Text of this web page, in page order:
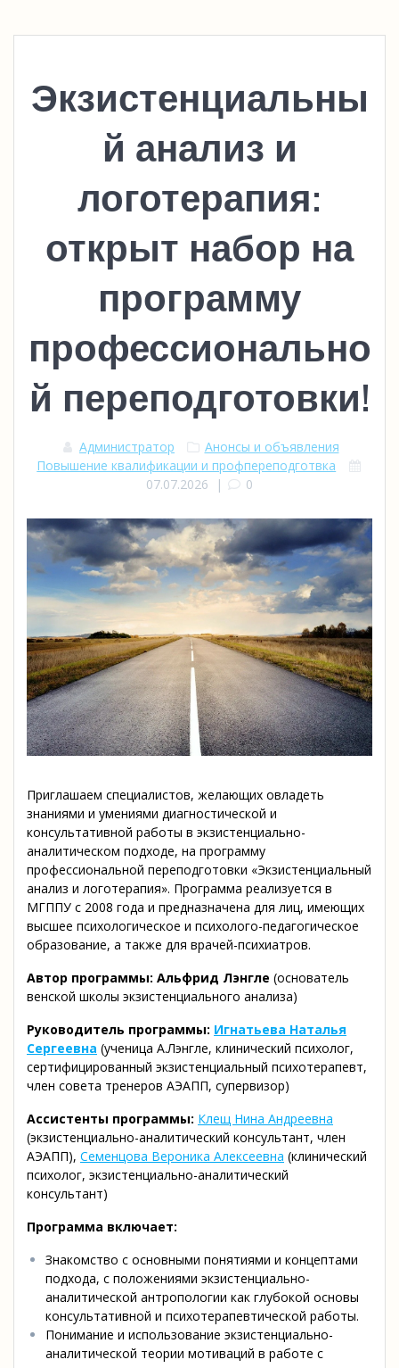
Экзистенциальны
й анализ и
логотерапия:
открыт набор на
программу
профессионально
й переподготовки!
Администратор
Анонсы и объявления
Повышение квалификации и профпереподготвка
07.07.2026 | 0
Приглашаем специалистов, желающих овладеть
знаниями и умениями диагностической и
консультативной работы в экзистенциально-
аналитическом подходе, на программу
профессиональной переподготовки «Экзистенциальный
анализ и логотерапия». Программа реализуется в
МГППУ с 2008 года и предназначена для лиц, имеющих
высшее психологическое и психолого-педагогическое
образование, а также для врачей-психиатров.
Автор программы: Альфрид Лэнгле (основатель
венской школы экзистенциального анализа)
Руководитель программы: Игнатьева Наталья
Сергеевна (ученица А.Лэнгле, клинический психолог,
сертифицированный экзистенциальный психотерапевт,
член совета тренеров АЭАПП, супервизор)
Ассистенты программы: Клещ Нина Андреевна
(экзистенциально-аналитический консультант, член
АЭАПП), Семенцова Вероника Алексеевна (клинический
психолог, экзистенциально-аналитический
консультант)
Программа включает:
Знакомство с основными понятиями и концептами
подхода, с положениями экзистенциально-
аналитической антропологии как глубокой основы
консультативной и психотерапевтической работы.
Понимание и использование экзистенциально-
аналитической теории мотиваций в работе с